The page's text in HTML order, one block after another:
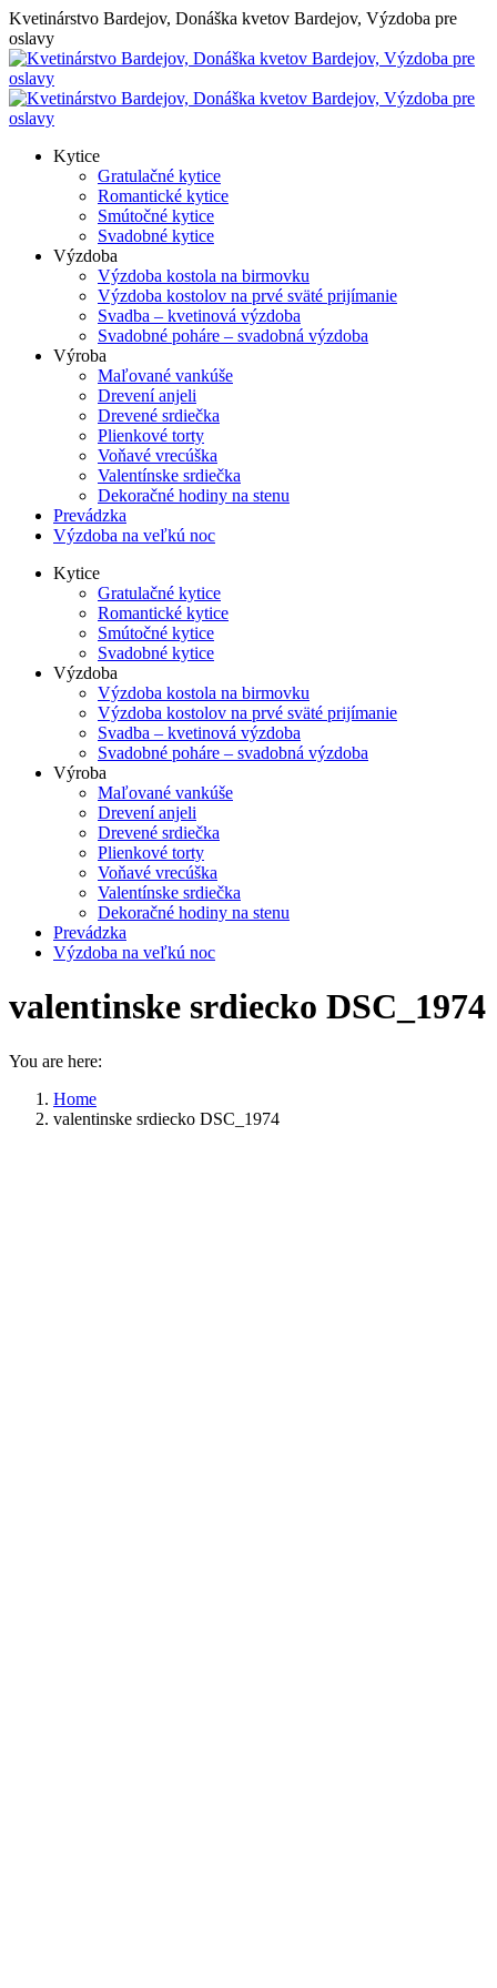
Skip
to
content
Kvetinárstvo Bardejov, Donáška kvetov Bardejov, Výzdoba pre
oslavy
Kytice
Gratulačné kytice
Romantické kytice
Smútočné kytice
Svadobné kytice
Výzdoba
Výzdoba kostola na birmovku
Výzdoba kostolov na prvé sväté prijímanie
Svadba – kvetinová výzdoba
Svadobné poháre – svadobná výzdoba
Výroba
Maľované vankúše
Drevení anjeli
Drevené srdiečka
Plienkové torty
Voňavé vrecúška
Valentínske srdiečka
Dekoračné hodiny na stenu
Prevádzka
Výzdoba na veľkú noc
Kytice
Gratulačné kytice
Romantické kytice
Smútočné kytice
Svadobné kytice
Výzdoba
Výzdoba kostola na birmovku
Výzdoba kostolov na prvé sväté prijímanie
Svadba – kvetinová výzdoba
Svadobné poháre – svadobná výzdoba
Výroba
Maľované vankúše
Drevení anjeli
Drevené srdiečka
Plienkové torty
Voňavé vrecúška
Valentínske srdiečka
Dekoračné hodiny na stenu
Prevádzka
Výzdoba na veľkú noc
valentinske srdiecko DSC_1974
You are here:
Home
valentinske srdiecko DSC_1974